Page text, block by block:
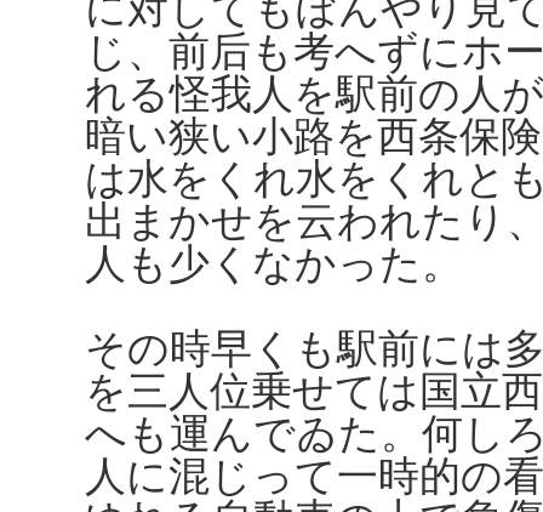
に対してもぼんやり見
じ、前后も考へずにホ
れる怪我人を駅前の人
暗い狭い小路を西条保
は水をくれ水をくれと
出まかせを云われたり
人も少くなかった。
その時早くも駅前には
を三人位乗せては国立
へも運んでゐた。何し
人に混じって一時的の